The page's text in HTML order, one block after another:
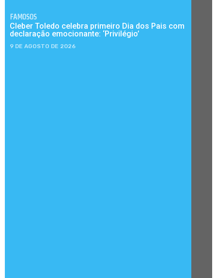
FAMOSOS
Cleber Toledo celebra primeiro Dia dos Pais com
declaração emocionante: ‘Privilégio’
9 DE AGOSTO DE 2026